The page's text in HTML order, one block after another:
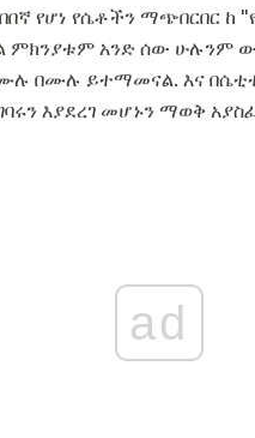
የሆነ የሴቶችን ማጭበርበር ከ
ምክንያቱም አንድ ሰው ሁሉንም
በሙሉ ይተማመናል. እና
እያደረገ መሆኑን ማወቅ
ad